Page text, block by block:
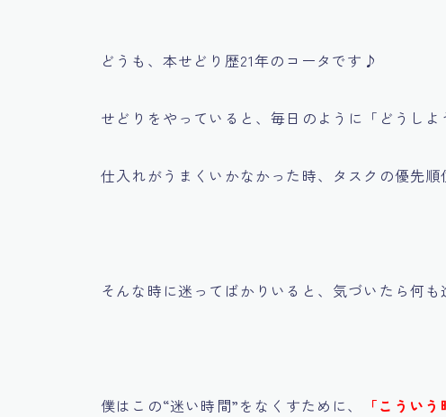
どうも、本せどり歴21年のコータです♪
せどりをやっていると、毎日のように「どうし
仕入れがうまくいかなかった時、タスクの優先
そんな時に迷ってばかりいると、気づいたら何も
僕はこの“迷い時間”をなくすために、
「こうい